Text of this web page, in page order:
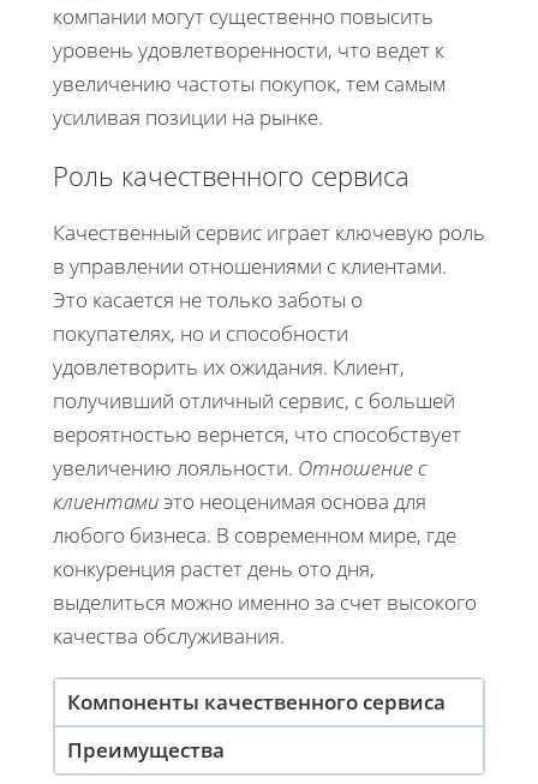
компании могут существенно повысить
уровень удовлетворенности, что ведет к
увеличению частоты покупок, тем самым
усиливая позиции на рынке.
Роль качественного сервиса
Качественный сервис играет ключевую роль
в управлении отношениями с клиентами.
Это касается не только заботы о
покупателях, но и способности
удовлетворить их ожидания. Клиент,
получивший отличный сервис, с большей
вероятностью вернется, что способствует
увеличению лояльности. Отношение с
клиентамиэто неоценимая основа для
любого бизнеса. В современном мире, где
конкуренция растет день ото дня,
выделиться можно именно за счет высокого
качества обслуживания.
Компоненты качественного сервиса
Преимущества